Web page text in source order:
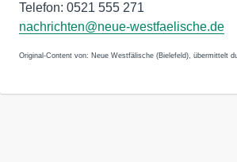
Telefon: 0521 555 271
nachrichten@neue-westfaelische.de
Original-Content von: Neue Westfälische (Bielefeld), übermittelt